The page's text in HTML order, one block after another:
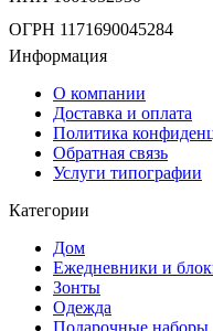
ОГРН 1171690045284
Информация
О компании
Доставка и оплата
Политика
Обратная связь
Услуги типографии
Категории
Дом
Ежедневники и
Зонты
Одежда